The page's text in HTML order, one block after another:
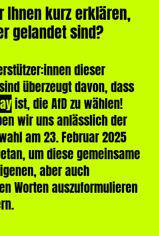
Ihnen kurz erklären,
gelandet sind?
dieser
überzeugt davon, dass
ist, die AfD zu wählen!
wir uns anlässlich der
am 23. Februar 2025
um diese gemeinsame
aber auch
Worten auszuformulieren